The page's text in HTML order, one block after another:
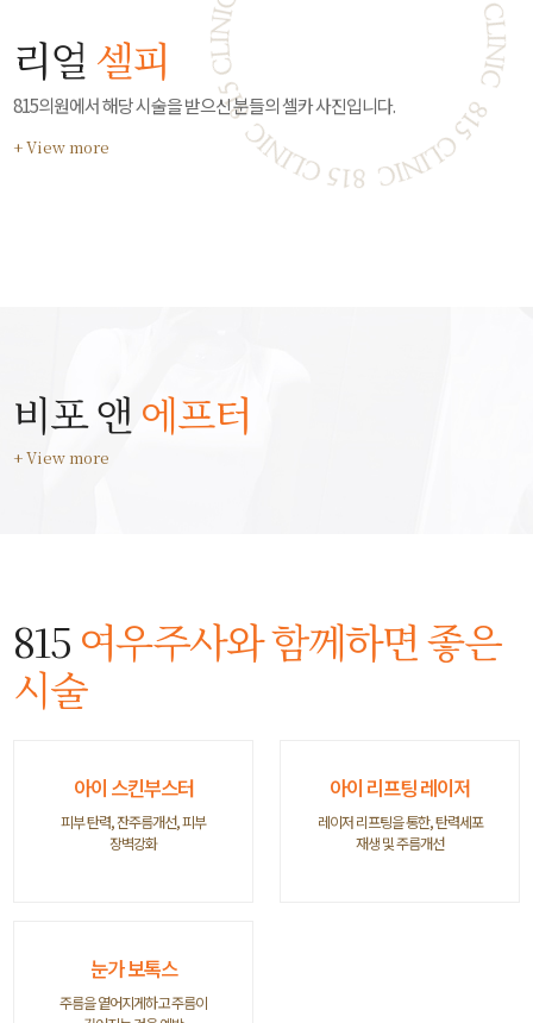
리얼 셀피
815의원에서 해당 시술을 받으신 분들의 셀카 사진입니다.
+ View more
비포 앤 에프터
+ View more
815 여우주사와 함께하면 좋은
시술
아이 스킨부스터
피부 탄력, 잔주름개선, 피부
장벽강화
아이 리프팅 레이저
레이저 리프팅을 통한, 탄력세포
재생 및 주름개선
눈가 보톡스
주름을 옅어지게하고 주름이